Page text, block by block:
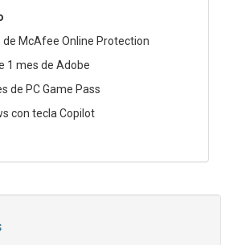
de McAfee Online Protection
1 mes de Adobe
de PC Game Pass
con tecla Copilot